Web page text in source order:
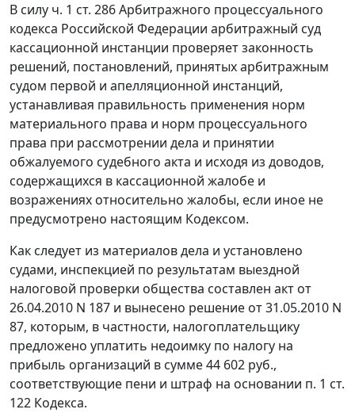
В силу ч. 1 ст. 286Арбитражного процессуального
кодекса Российской Федерации арбитражный суд
кассационной инстанции проверяет законность
решений, постановлений, принятых арбитражным
судом первой и апелляционной инстанций,
устанавливая правильность применения норм
материального права и норм процессуального
права при рассмотрении дела и принятии
обжалуемого судебного акта и исходя из доводов,
содержащихся в кассационной жалобе и
возражениях относительно жалобы, если иное не
предусмотрено настоящим Кодексом.
Как следует из материалов дела и установлено
судами, инспекцией по результатам выездной
налоговой проверки общества составлен акт от
26.04.2010 N 187 и вынесено решение от 31.05.2010 N
87, которым, в частности, налогоплательщику
предложено уплатить недоимку по налогу на
прибыль организаций в сумме 44 602 руб.,
соответствующие пени и штраф на основании п. 1 ст.
122 Кодекса.